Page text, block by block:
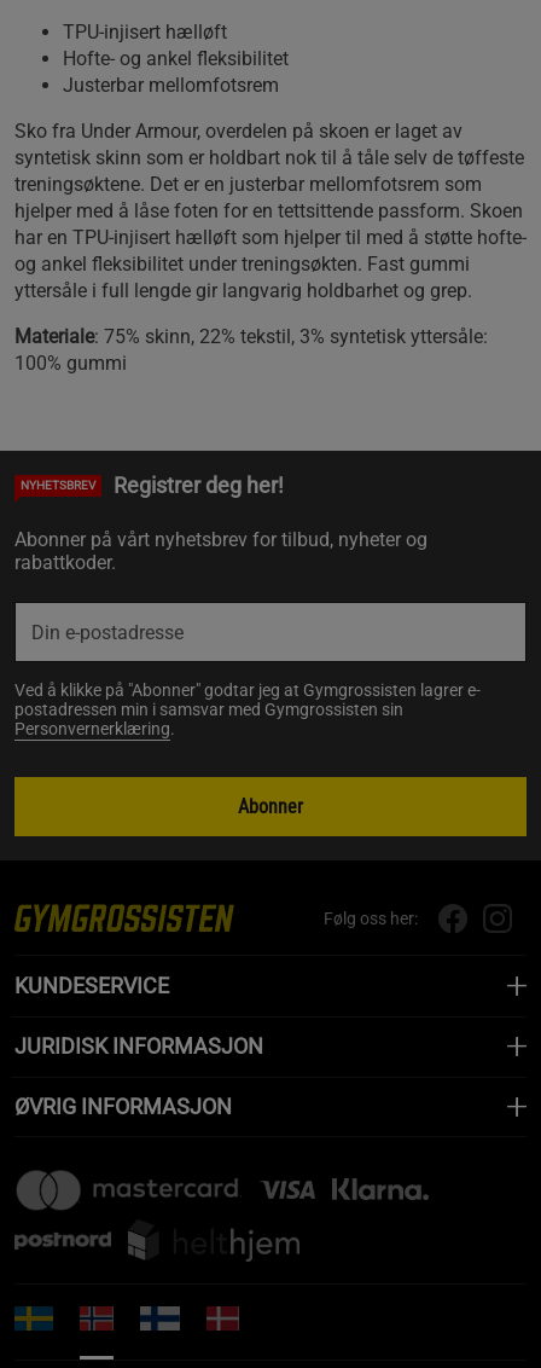
TPU-injisert hælløft
Hofte- og ankel fleksibilitet
Justerbar mellomfotsrem
Sko fra Under Armour, overdelen på skoen er laget av
syntetisk skinn som er holdbart nok til å tåle selv de tøffeste
treningsøktene. Det er en justerbar mellomfotsrem som
hjelper med å låse foten for en tettsittende passform. Skoen
har en TPU-injisert hælløft som hjelper til med å støtte hofte-
og ankel fleksibilitet under treningsøkten. Fast gummi
yttersåle i full lengde gir langvarig holdbarhet og grep.
Materiale: 75% skinn, 22% tekstil, 3% syntetisk yttersåle:
100% gummi
NYHETSBREV Registrer deg her!
Abonner på vårt nyhetsbrev for tilbud, nyheter og
rabattkoder.
Ved å klikke på "Abonner" godtar jeg at Gymgrossisten lagrer e-
postadressen min i samsvar med Gymgrossisten sin
Personvernerklæring.
Abonner
Følg oss her:
KUNDESERVICE
JURIDISK INFORMASJON
ØVRIG INFORMASJON